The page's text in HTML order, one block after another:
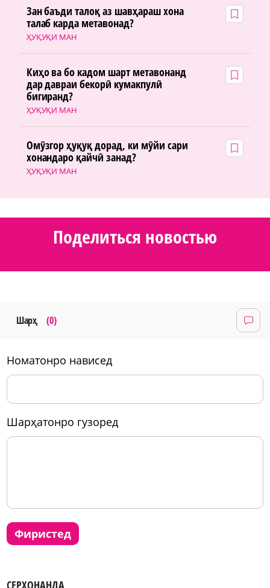
ҲУҚУҚИ МАН
Зан баъди талоқ аз шавҳараш хона
талаб карда метавонад?
ҲУҚУҚИ МАН
Киҳо ва бо кадом шарт метавонанд
дар давраи бекорӣ кумакпулӣ
бигиранд?
ҲУҚУҚИ МАН
Омӯзгор ҳуқуқ дорад, ки мӯйи сари
хонандаро қайчӣ занад?
Поделиться новостью
Шарҳ (0)
номатонро нависед
шарҳатонро гузоред
фиристед